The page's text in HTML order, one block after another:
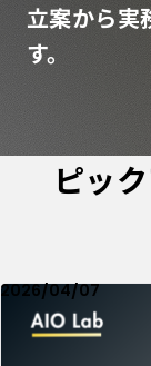
立案から実
す。
ピッ
2026/04/07